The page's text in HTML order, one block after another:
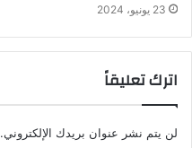
23 يونيو، 2024
اترك تعليقاً
لن يتم نشر عنوان بريدك الإلكتروني.